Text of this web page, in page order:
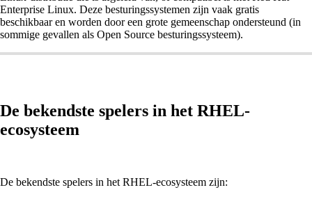
Enterprise Linux. Deze besturingssystemen zijn vaak gratis
beschikbaar en worden door een grote gemeenschap ondersteund (in
sommige gevallen als Open Source besturingssysteem).
De bekendste spelers in het RHEL-
ecosysteem
De bekendste spelers in het RHEL-ecosysteem zijn: